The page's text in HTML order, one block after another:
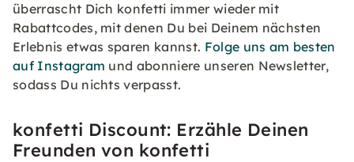
überrascht Dich konfetti immer wieder mit
Rabattcodes, mit denen Du bei Deinem nächsten
Erlebnis etwas sparen kannst. Folge uns am besten
auf Instagram und abonniere unseren Newsletter,
sodass Du nichts verpasst.
konfetti Discount: Erzähle Deinen
Freunden von konfetti